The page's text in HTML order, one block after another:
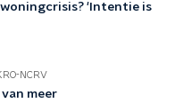
woningcrisis? 'Intentie is
NCRV
meer